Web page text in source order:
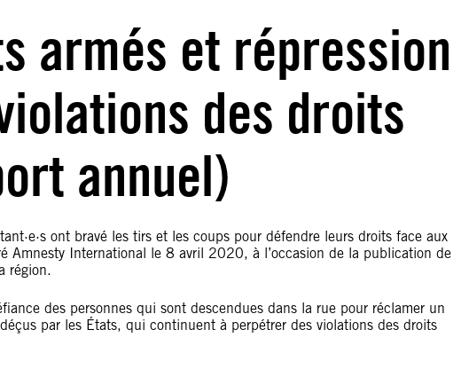
armés et répression
des droits
annuel)
ont bravé les tirs et les coups pour défendre leurs droits face aux
Amnesty International le 8 avril 2020, à l’occasion de la publication de
région.
des personnes qui sont descendues dans la rue pour réclamer un
par les États, qui continuent à perpétrer des violations des droits